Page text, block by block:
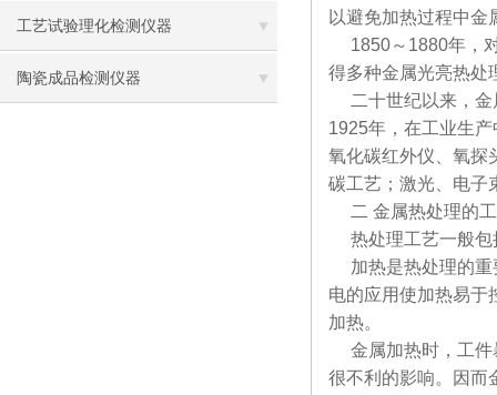
工艺试验理化检测仪器
陶瓷成品检测仪器
以避免加热过程中
1850～1880年，对
得多种金属光亮热处
二十世纪以来，金
1925年，在工业生
氧化碳红外仪、氧探
碳工艺；激光、电子
二 金属热处理的
热处理工艺一般包
加热是热处理的重
电的应用使加热易于
加热。
金属加热时，工件
很不利的影响。因而